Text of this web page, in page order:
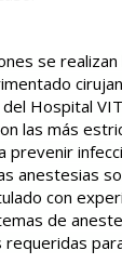
se
Hospital
las más
prevenir
anestesias
con
de
requeridas